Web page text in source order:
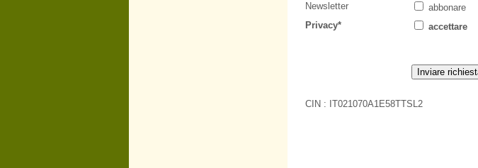
Newsletter
abbonare
Privacy*
accettare
CIN : IT021070A1E58TTSL2